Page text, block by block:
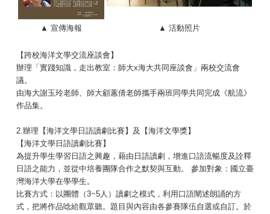
▲ 宣傳海報 ▲ 活動照片
【跨校海洋文學交流座談會】
辦理「實踐知識，走出教室：師大x海大共同座談會」兩校交流會
議。
由海大謝玉玲老師、師大顧蕙倩老師攜手兩班同學共同完成《航流》
作品集。
2.辦理【海洋文學日語讀劇比賽】及【海洋文學獎】
【海洋文學日語讀劇比賽】
為提升學生學習日語之興趣，藉由日語讀劇，增進口語流暢度及詮釋
日語之能力，並從中培養團隊合作之默契與互動。 參加對象：國立臺
灣海洋大學在學學生。
比賽方式：以團體（3~5人）讀劇之模式，利用口語闡述朗誦的方
式，把將作品唸給觀眾聽。題目與內容由各參賽隊伍自選或自訂。於